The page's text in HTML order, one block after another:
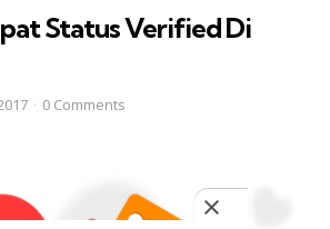
Status Verified Di
0 Comments